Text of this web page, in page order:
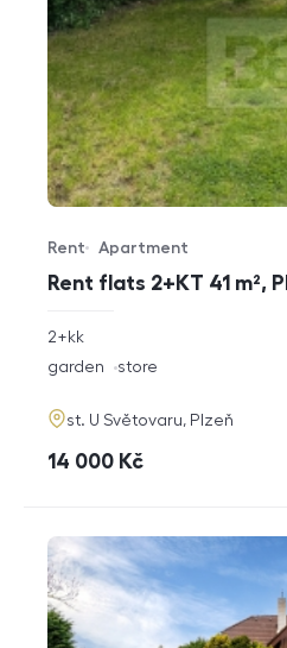
Rent flats 2+KT 41 m²,
Offer type
Rent
Property type
Apartment
rozměry
2+kk
funkce
garden store
adresa
st. U Světovaru, Plzeň
cena
14 000 Kč